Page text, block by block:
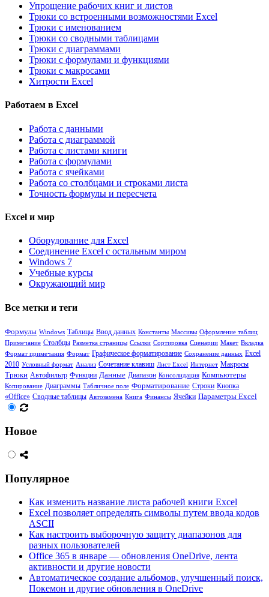
Упрощение рабочих книг и листов
Трюки со встроенными возможностями Excel
Трюки с именованием
Трюки со сводными таблицами
Трюки с диаграммами
Трюки с формулами и функциями
Трюки с макросами
Хитрости Excel
Работаем в Excel
Работа с данными
Работа с диаграммой
Работа с листами книги
Работа с формулами
Работа с ячейками
Работа со столбцами и строками листа
Точность формулы и пересчета
Excel и мир
Оборудование для Excel
Соединение Excel с остальным миром
Windows 7
Учебные курсы
Окружающий мир
Все метки и теги
Формулы Windows Таблицы Ввод данных Константы Массивы Оформление таблиц
Примечание Столбцы Разметка страницы Ссылки Сортировка Сценарии Макет Вкладка
Формат примечания Формат Графическое форматирование Сохранение данных Excel
2010 Условный формат Анализ Сочетание клавиш Лист Excel Интернет Макросы
Трюки Автофильтр Функции Данные Диапазон Консолидация Компьютеры
Копирование Диаграммы Табличное поле Форматирование Строки Кнопка
«Office» Сводные таблицы Автозамена Книга Финансы Ячейки Параметры Excel
Новое
Популярное
Как изменить название листа рабочей книги Excel
Excel позволяет определять символы путем ввода кодов
ASCII
Как настроить выборочную защиту диапазонов для
разных пользователей
Office 365 в январе — обновления OneDrive, лента
активности и другие новости
Автоматическое создание альбомов, улучшенный поиск,
Покемон и другие обновления в OneDrive